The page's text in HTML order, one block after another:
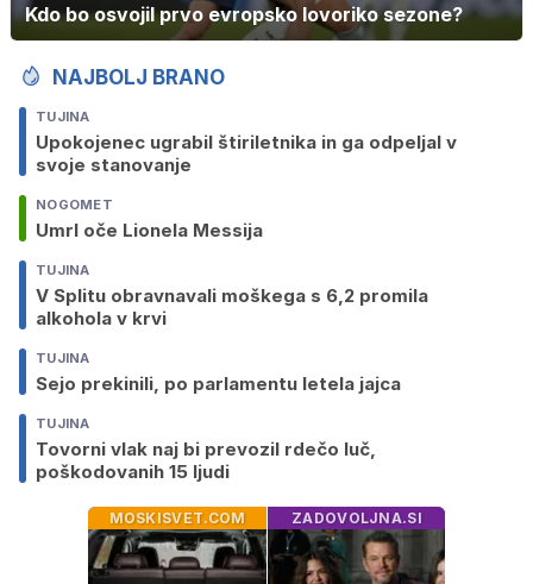
Kdo bo osvojil prvo evropsko lovoriko sezone?
NAJBOLJ BRANO
TUJINA
Upokojenec ugrabil štiriletnika in ga odpeljal v
svoje stanovanje
NOGOMET
Umrl oče Lionela Messija
TUJINA
V Splitu obravnavali moškega s 6,2 promila
alkohola v krvi
TUJINA
Sejo prekinili, po parlamentu letela jajca
TUJINA
Tovorni vlak naj bi prevozil rdečo luč,
poškodovanih 15 ljudi
MOSKISVET.COM ZADOVOLJNA.SI